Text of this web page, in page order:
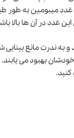
میبومین به طور
غدد در آن ها بالا
ندرت مانع
پلک در طول 2 تا 8 هفته